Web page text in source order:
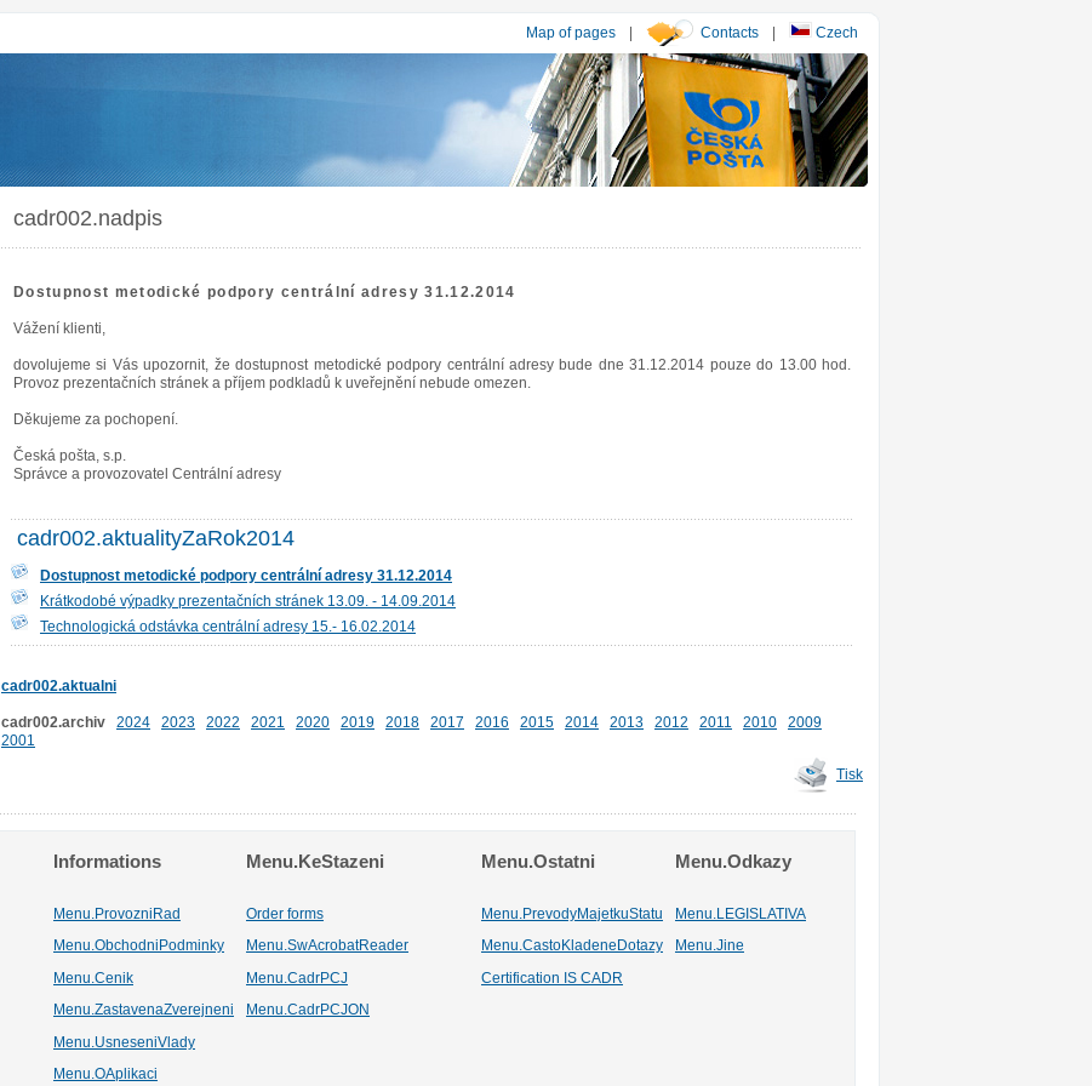
Map of pages | Contacts | Czech
cadr002.nadpis
Dostupnost metodické podpory centrální adresy 31.12.2014
Vážení klienti,
dovolujeme si Vás upozornit, že dostupnost metodické podpory centrální adresy bude dne 31.12.2014 pouze do 13.00 hod.
Provoz prezentačních stránek a příjem podkladů k uveřejnění nebude omezen.
Děkujeme za pochopení.
Česká pošta, s.p.
Správce a provozovatel Centrální adresy
cadr002.aktualityZaRok2014
Dostupnost metodické podpory centrální adresy 31.12.2014
Krátkodobé výpadky prezentačních stránek 13.09. - 14.09.2014
Technologická odstávka centrální adresy 15.- 16.02.2014
cadr002.aktualni
cadr002.archiv 2024 2023 2022 2021 2020 2019 2018 2017 2016 2015 2014 2013 2012 2011 2010
2009
2001
Tisk
Informations Menu.KeStazeni Menu.Ostatni Menu.Odkazy
Menu.ProvozniRad Order forms Menu.PrevodyMajetkuStatu
Menu.LEGISLATIVA
Menu.ObchodniPodminky
Menu.SwAcrobatReader Menu.CastoKladeneDotazy Menu.Jine
Menu.Cenik Menu.CadrPCJ
Certification IS CADR
Menu.ZastavenaZverejneni
Menu.CadrPCJON
Menu.UsneseniVlady
Menu.OAplikaci